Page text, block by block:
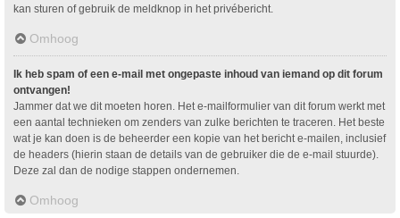
kan sturen of gebruik de meldknop in het privébericht.
Omhoog
Ik heb spam of een e-mail met ongepaste inhoud van iemand op dit forum
ontvangen!
Jammer dat we dit moeten horen. Het e-mailformulier van dit forum werkt met
een aantal technieken om zenders van zulke berichten te traceren. Het beste
wat je kan doen is de beheerder een kopie van het bericht e-mailen, inclusief
de headers (hierin staan de details van de gebruiker die de e-mail stuurde).
Deze zal dan de nodige stappen ondernemen.
Omhoog